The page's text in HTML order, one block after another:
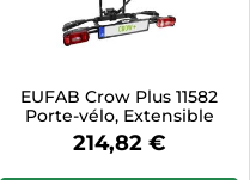
EUFAB Crow Plus 11582
Porte-vélo, Extensible
214,82 €